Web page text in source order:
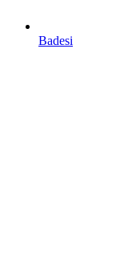
Badesi